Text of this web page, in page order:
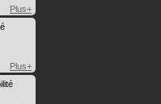
Plus+
Plus+